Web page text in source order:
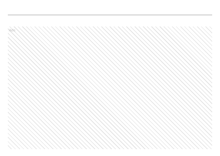
Ads